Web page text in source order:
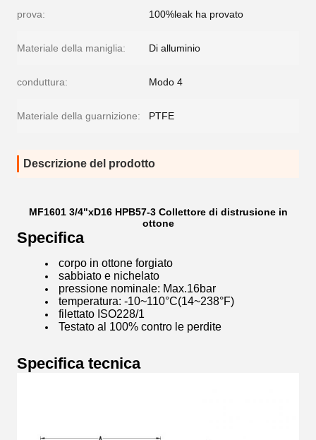
prova: 100%leak ha provato
Materiale della maniglia: Di alluminio
conduttura: Modo 4
Materiale della guarnizione: PTFE
Descrizione del prodotto
MF1601 3/4"xD16 HPB57-3 Collettore di distrusione in
ottone
Specifica
corpo in ottone forgiato
sabbiato e nichelato
pressione nominale: Max.16bar
temperatura: -10~110°C(14~238°F)
filettato ISO228/1
Testato al 100% contro le perdite
Specifica tecnica